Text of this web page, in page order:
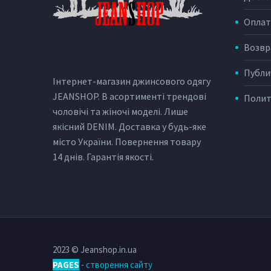
Інтернет-магазин джинсового одягу
JEANSHOP. В асортименті трендові
чоловічі та жіночі моделі. Лише
якісний DENIM. Доставка у будь-яке
місто України. Повернення товару
14 днів. Гарантія якості.
2023 © Jeanshop.in.ua
PAGES - створення сайту